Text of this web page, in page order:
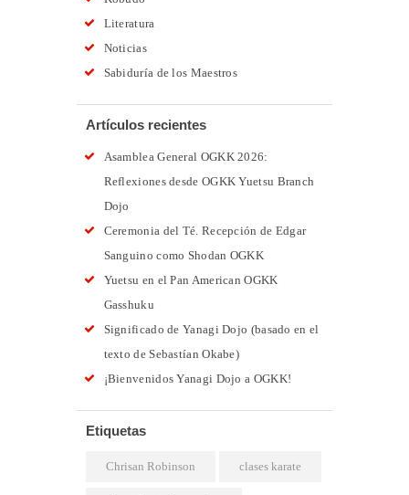
Literatura
Noticias
Sabiduría de los Maestros
Artículos recientes
Asamblea General OGKK 2026:
Reflexiones desde OGKK Yuetsu Branch
Dojo
Ceremonia del Té. Recepción de Edgar
Sanguino como Shodan OGKK
Yuetsu en el Pan American OGKK
Gasshuku
Significado de Yanagi Dojo (basado en el
texto de Sebastían Okabe)
¡Bienvenidos Yanagi Dojo a OGKK!
Etiquetas
Chrisan Robinson clases karate